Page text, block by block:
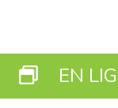
EN